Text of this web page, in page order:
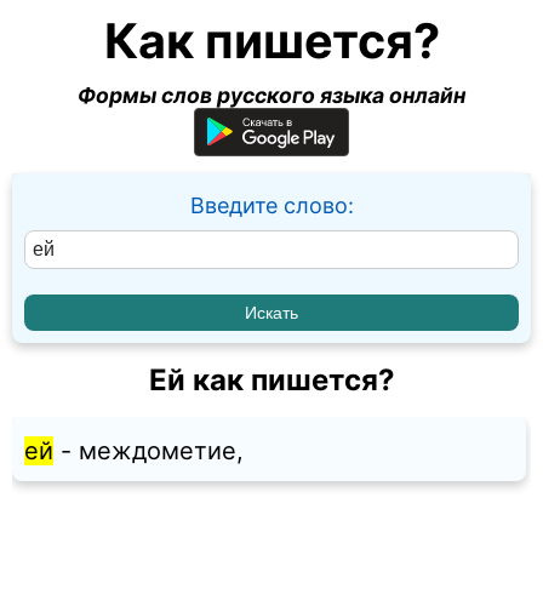
Как пишется?
Формы слов русского языка онлайн
Введите слово:
Ей как пишется?
ей - междометие,